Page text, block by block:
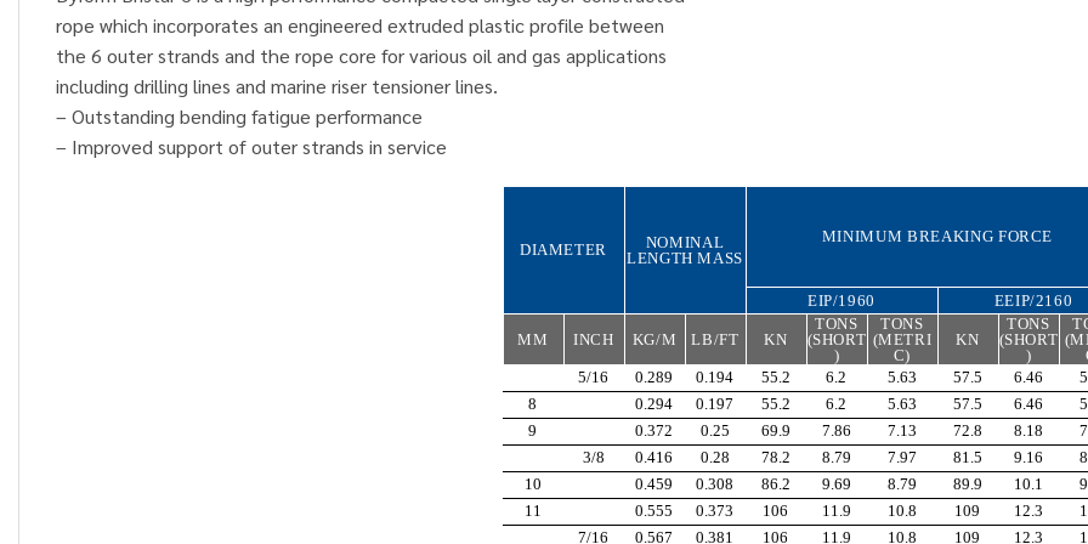
rope which incorporates an engineered extruded plastic profile between
the 6 outer strands and the rope core for various oil and gas applications
including drilling lines and marine riser tensioner lines.
– Outstanding bending fatigue performance
– Improved support of outer strands in service
DIAMETER
NOMINAL
LENGTH MASS
MINIMUM BREAKING FORCE
EIP/1960 EEIP/2160
MM INCH KG/M LB/FT KN
TONS
(SHORT
)
TONS
(METRI
C)
KN
TONS
(SHORT
)
5/16
0.289 0.194 55.2 6.2 5.63 57.5 6.46
8
0.294 0.197 55.2 6.2 5.63 57.5 6.46
9
0.372 0.25 69.9 7.86 7.13 72.8 8.18
3/8
0.416 0.28 78.2 8.79 7.97 81.5 9.16
10
0.459 0.308 86.2 9.69 8.79 89.9 10.1
11
0.555 0.373 106 11.9 10.8 109 12.3
7/16
0.567 0.381 106 11.9 10.8 109 12.3